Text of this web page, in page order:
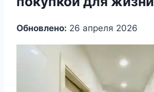
Обновлено: 26 апреля 2026